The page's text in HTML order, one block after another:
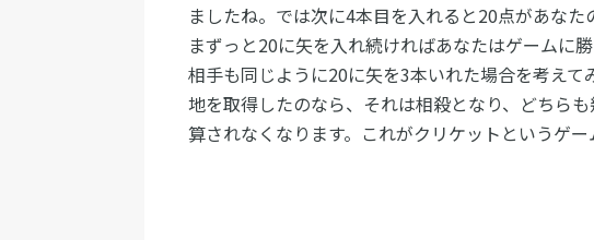
ましたね。では次に4本目を入れると20点があな
まずっと20に矢を入れ続ければあなたはゲームに
相手も同じように20に矢を3本いれた場合を考え
地を取得したのなら、それは相殺となり、どちら
算されなくなります。これがクリケットというゲー